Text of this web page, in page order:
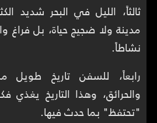
ثالثاً، الليل في البحر شديد
مدينة ولا ضجيج حياة، بل فراغ
نشاطاً.
رابعاً، للسفن تاريخ طويل
والحرائق، وهذا التاريخ يغذي
"تحتفظ" بما حدث فيها.